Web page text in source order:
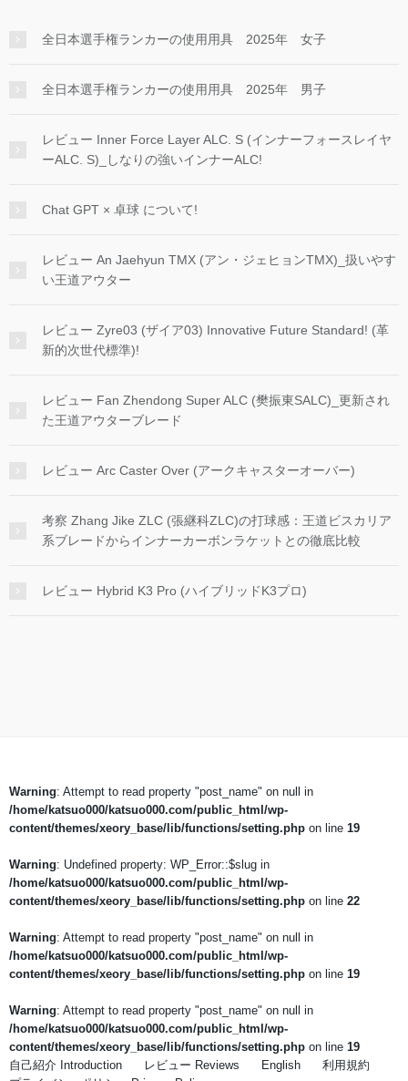
全日本選手権ランカーの使用用具 2025年 女子
全日本選手権ランカーの使用用具 2025年 男子
レビュー Inner Force Layer ALC. S (インナーフォースレイヤ
ーALC. S)_しなりの強いインナーALC!
Chat GPT × 卓球 について!
レビュー An Jaehyun TMX (アン・ジェヒョンTMX)_扱いやす
い王道アウター
レビュー Zyre03 (ザイア03) Innovative Future Standard! (革
新的次世代標準)!
レビュー Fan Zhendong Super ALC (樊振東SALC)_更新され
た王道アウターブレード
レビュー Arc Caster Over (アークキャスターオーバー)
考察 Zhang Jike ZLC (張継科ZLC)の打球感：王道ビスカリア
系ブレードからインナーカーボンラケットとの徹底比較
レビュー Hybrid K3 Pro (ハイブリッドK3プロ)
Warning: Attempt to read property "post_name" on null in
/home/katsuo000/katsuo000.com/public_html/wp-
content/themes/xeory_base/lib/functions/setting.php on line 19
Warning: Undefined property: WP_Error::$slug in
/home/katsuo000/katsuo000.com/public_html/wp-
content/themes/xeory_base/lib/functions/setting.php on line 22
Warning: Attempt to read property "post_name" on null in
/home/katsuo000/katsuo000.com/public_html/wp-
content/themes/xeory_base/lib/functions/setting.php on line 19
Warning: Attempt to read property "post_name" on null in
/home/katsuo000/katsuo000.com/public_html/wp-
content/themes/xeory_base/lib/functions/setting.php on line 19
自己紹介 Introduction
レビュー Reviews English
利用規約